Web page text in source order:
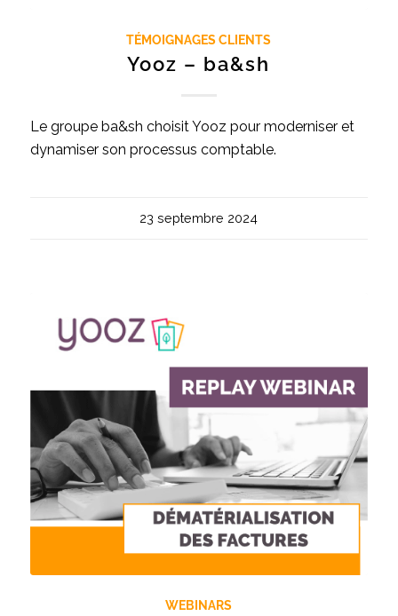
TÉMOIGNAGES CLIENTS
Yooz – ba&sh
Le groupe ba&sh choisit Yooz pour moderniser et
dynamiser son processus comptable.
23 septembre 2024
WEBINARS